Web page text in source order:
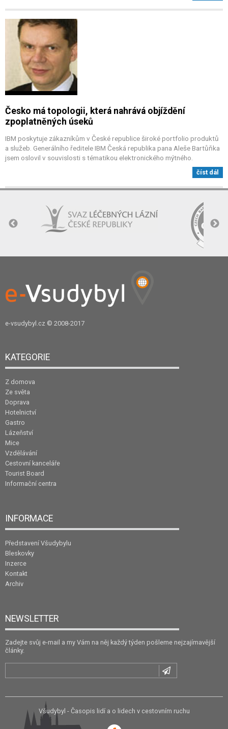
Česko má topologii, která nahrává objíždění
zpoplatněných úseků
IBM poskytuje zákazníkům v České republice široké portfolio produktů
a služeb. Generálního ředitele IBM Česká republika pana Aleše Bartůňka
jsem oslovil v souvislosti s tématikou elektronického mýtného.
číst dál
e-vsudybyl.cz © 2008-2017
KATEGORIE
Z domova
Ze světa
Doprava
Hotelnictví
Gastro
Lázeňství
Mice
Vzdělávání
Cestovní kanceláře
Tourist Board
Informační centra
INFORMACE
Představení Všudybylu
Bleskovky
Inzerce
Kontakt
Archiv
NEWSLETTER
Zadejte svůj e-mail a my Vám na něj každý týden pošleme nejzajímavější
články.
Všudybyl - Časopis lidí a o lidech v cestovním ruchu